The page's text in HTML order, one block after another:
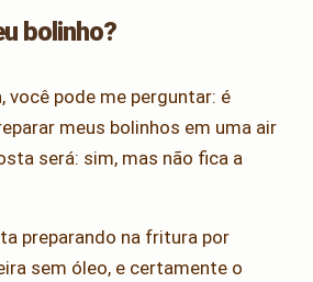
bolinho?
você pode me perguntar: é
meus bolinhos em uma air
será: sim, mas não fica a
preparando na fritura por
sem óleo, e certamente o